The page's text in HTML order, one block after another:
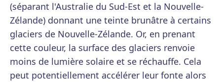
(séparant l'Australie du Sud-Est et la Nouvelle-
Zélande) donnant une teinte brunâtre à certains
glaciers de Nouvelle-Zélande. Or, en prenant
cette couleur, la surface des glaciers renvoie
moins de lumière solaire et se réchauffe. Cela
peut potentiellement accélérer leur fonte alors